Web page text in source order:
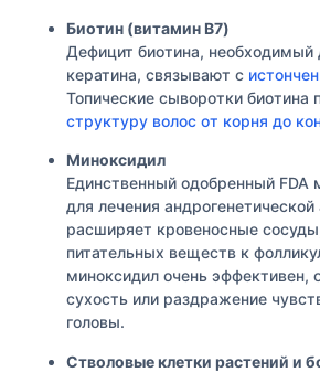
Биотин (витамин B7)
Дефицит биотина, необходимый
кератина, связывают с
Топические сыворотки биотина
структуру волос от корня до
Миноксидил
Единственный одобренный FDA
для лечения
расширяет кровеносные
питательных веществ к
миноксидил очень эффективен,
сухость или раздражение
головы.
Стволовые клетки растений и